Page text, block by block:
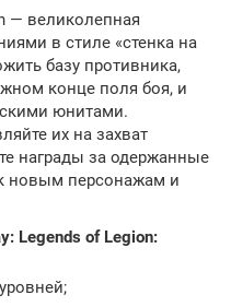
— великолепная
в стиле «стенка на
базу противника,
конце поля боя, и
юнитами.
их на захват
награды за одержанные
новым персонажам и
Legends of Legion: